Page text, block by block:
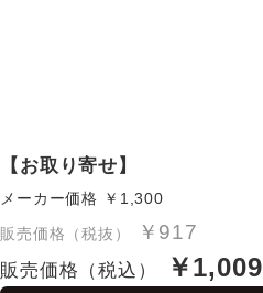
【お取り寄せ】
メーカー価格 ￥1,300
販売価格（税抜）
￥917
販売価格（税込） ￥1,009